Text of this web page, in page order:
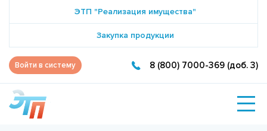
ЭТП "Реализация имущества"
Закупка продукции
Войти в систему 8 (800) 7000-369 (доб. 3)